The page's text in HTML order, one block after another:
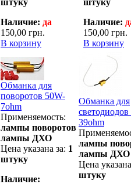
Наличие: да
150,00 грн.
В корзину
Наличие:
150,00 грн.
В корзину
Обманка для
поворотов 50W-
7ohm
Применяемость:
лампы поворотов
лампы ДХО
Цена указана за: 1
штуку
Наличие:
Обманка для
39ohm
лампы
лампы ДХО
Цена
штуку